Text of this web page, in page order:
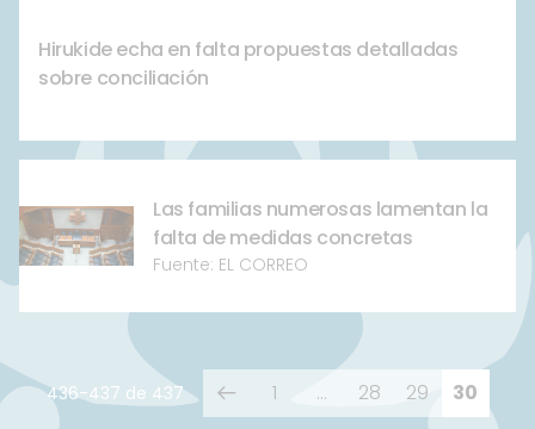
Hirukide echa en falta propuestas detalladas
sobre conciliación
Las familias numerosas lamentan la
falta de medidas concretas
Fuente: EL CORREO
436-437 de 437
Paginación
de
1 … 28 29 30